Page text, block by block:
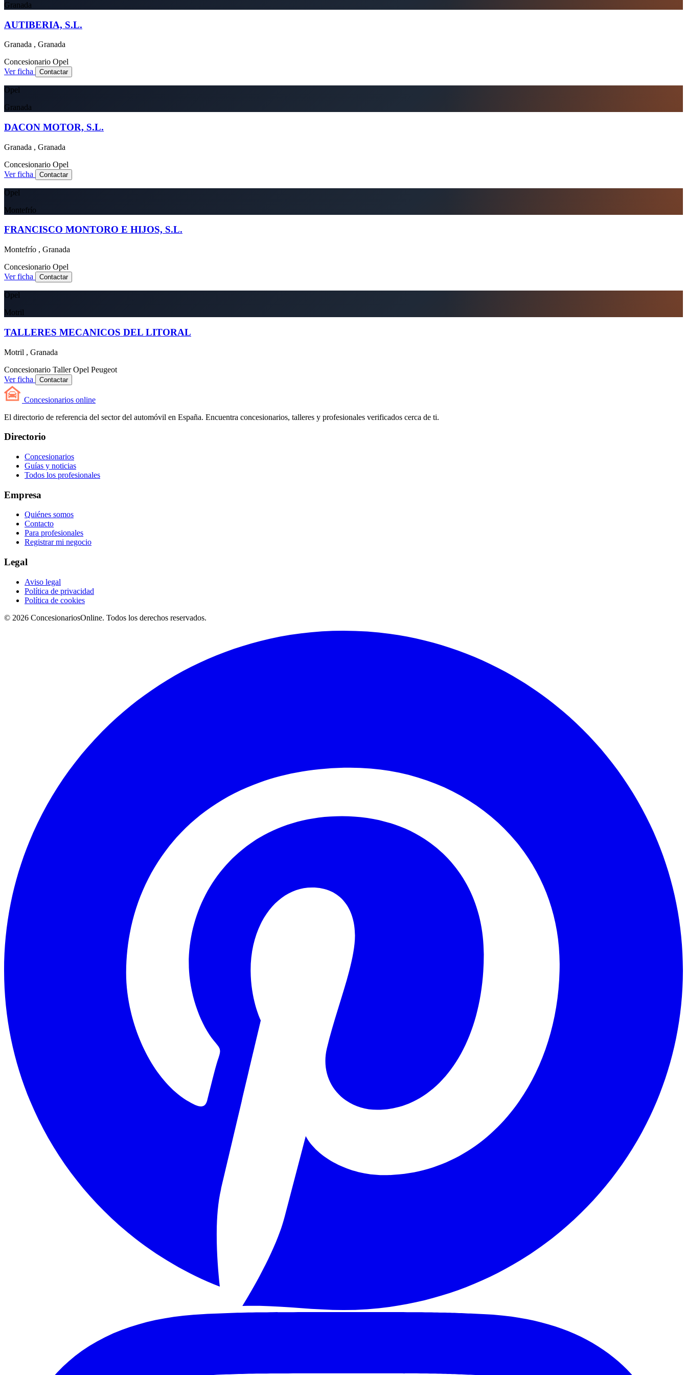
Granada
AUTIBERIA, S.L.
Granada , Granada
Concesionario Opel
Ver ficha
Contactar
Opel
Granada
DACON MOTOR, S.L.
Granada , Granada
Concesionario Opel
Ver ficha
Contactar
Opel
Montefrío
FRANCISCO MONTORO E HIJOS, S.L.
Montefrío , Granada
Concesionario Opel
Ver ficha
Contactar
Opel
Motril
TALLERES MECANICOS DEL LITORAL
Motril , Granada
Concesionario Taller Opel Peugeot
Ver ficha
Contactar
Concesionarios online
El directorio de referencia del sector del automóvil en España. Encuentra concesionarios, talleres y profesionales verificados cerca de ti.
Directorio
Concesionarios
Guías y noticias
Todos los profesionales
Empresa
Quiénes somos
Contacto
Para profesionales
Registrar mi negocio
Legal
Aviso legal
Política de privacidad
Política de cookies
© 2026 ConcesionariosOnline. Todos los derechos reservados.